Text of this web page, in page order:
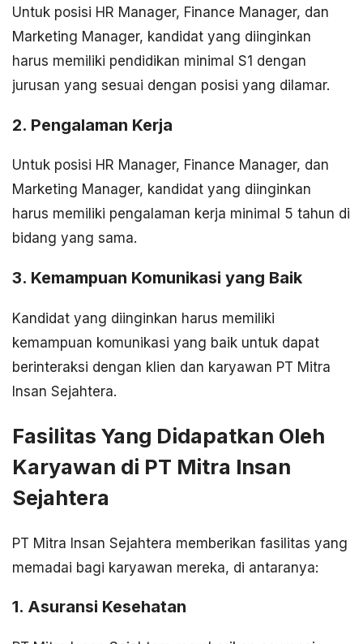
Untuk posisi HR Manager, Finance Manager, dan
Marketing Manager, kandidat yang diinginkan
harus memiliki pendidikan minimal S1 dengan
jurusan yang sesuai dengan posisi yang dilamar.
2. Pengalaman Kerja
Untuk posisi HR Manager, Finance Manager, dan
Marketing Manager, kandidat yang diinginkan
harus memiliki pengalaman kerja minimal 5 tahun di
bidang yang sama.
3. Kemampuan Komunikasi yang Baik
Kandidat yang diinginkan harus memiliki
kemampuan komunikasi yang baik untuk dapat
berinteraksi dengan klien dan karyawan PT Mitra
Insan Sejahtera.
Fasilitas Yang Didapatkan Oleh
Karyawan di PT Mitra Insan
Sejahtera
PT Mitra Insan Sejahtera memberikan fasilitas yang
memadai bagi karyawan mereka, di antaranya:
1. Asuransi Kesehatan